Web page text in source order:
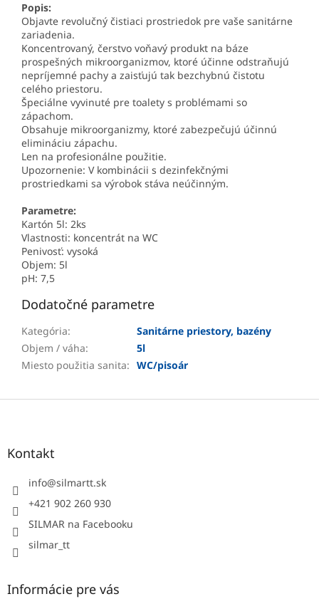
Popis:
Objavte revolučný čistiaci prostriedok pre vaše sanitárne
zariadenia.
Koncentrovaný, čerstvo voňavý produkt na báze
prospešných mikroorganizmov, ktoré účinne odstraňujú
nepríjemné pachy a zaisťujú tak bezchybnú čistotu
celého priestoru.
Špeciálne vyvinuté pre toalety s problémami so
zápachom.
Obsahuje mikroorganizmy, ktoré zabezpečujú účinnú
elimináciu zápachu.
Len na profesionálne použitie.
Upozornenie: V kombinácii s dezinfekčnými
prostriedkami sa výrobok stáva neúčinným.
Parametre:
Kartón 5l: 2ks
Vlastnosti: koncentrát na WC
Penivosť: vysoká
Objem: 5l
pH: 7,5
Dodatočné parametre
Kategória:
Sanitárne priestory, bazény
Objem / váha:
5l
Miesto použitia sanita: WC/pisoár
Z
Kontakt
info@silmartt.sk
+421 902 260 930
SILMAR na Facebooku
silmar_tt
Informácie pre vás